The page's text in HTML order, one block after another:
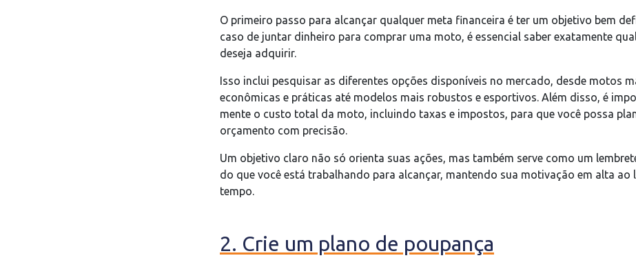
O primeiro passo para alcançar qualquer meta financeira é ter um objetivo bem
caso de juntar dinheiro para comprar uma moto, é essencial saber exatamente
deseja adquirir.
Isso inclui pesquisar as diferentes opções disponíveis no mercado, desde motos
econômicas e práticas até modelos mais robustos e esportivos. Além disso, é
mente o custo total da moto, incluindo taxas e impostos, para que você possa
orçamento com precisão.
Um objetivo claro não só orienta suas ações, mas também serve como um
do que você está trabalhando para alcançar, mantendo sua motivação em alta ao
tempo.
2. Crie um plano de poupança